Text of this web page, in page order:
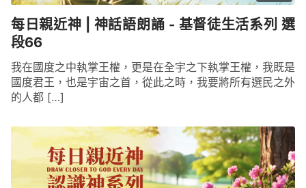
每日親近神 | 神話語朗誦 - 基督徒生活系列 選
段66
我在國度之中執掌王權，更是在全宇之下執掌王權，我既是
國度君王，也是宇宙之首，從此之時，我要將所有選民之外
的人都 […]